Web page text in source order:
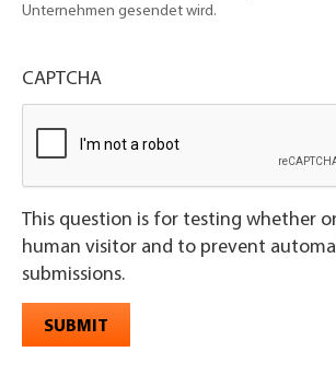
Unternehmen gesendet wird.
CAPTCHA
This question is for testing whether
human visitor and to prevent
submissions.
SUBMIT